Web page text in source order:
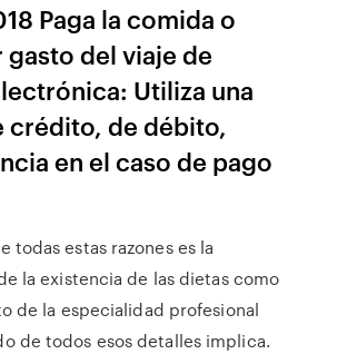
Paga la comida o
del viaje de
Utiliza una
crédito, de débito,
en el caso de pago
todas estas razones es la
la existencia de las dietas como
de la especialidad profesional
de todos esos detalles implica.